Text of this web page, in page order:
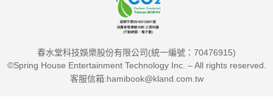
春水堂科技娛樂股份有限公司(統一編號：70476915)
©Spring House Entertainment Technology Inc. – All rights reserved.
客服信箱:hamibook@kland.com.tw